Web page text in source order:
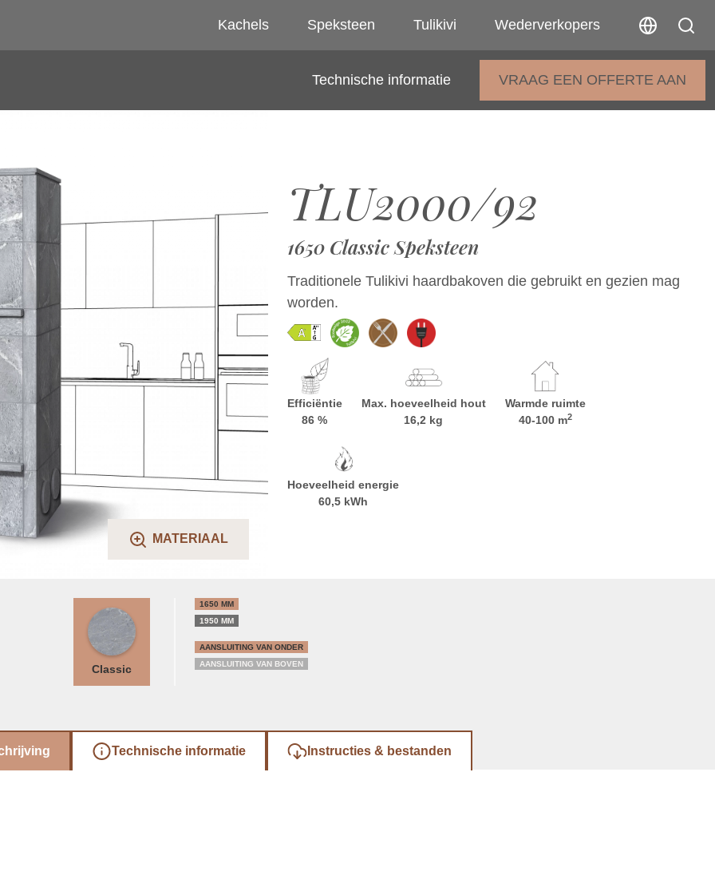
Kachels Speksteen Tulikivi Wederverkopers
Technische informatie VRAAG EEN OFFERTE AAN
MATERIAAL
TLU2000/92
1650 Classic Speksteen
Traditionele Tulikivi haardbakoven die gebruikt en gezien mag
worden.
Efficiëntie
86 %
Max. hoeveelheid hout
16,2 kg
Warmde ruimte
40-100 m2
Hoeveelheid energie
60,5 kWh
Classic
1650 MM
1950 MM
AANSLUITING VAN ONDER
AANSLUITING VAN BOVEN
Technische informatie Instructies & bestanden